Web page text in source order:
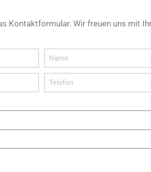
Kontaktformular. Wir freuen uns mit